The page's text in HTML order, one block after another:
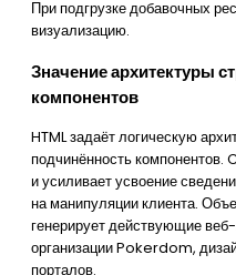
При подгрузке добавочных
визуализацию.
Значение архитектуры
компонентов
HTML задаёт логическую
подчинённость компонентов.
и усиливает усвоение
на манипуляции клиента.
генерирует действующие
организации Pokerdom,
порталов.